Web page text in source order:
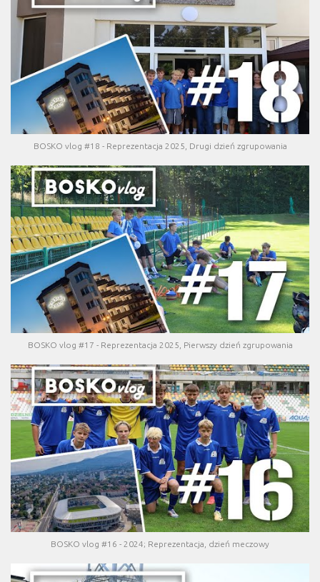
BOSKO vlog #18 - Reprezentacja 2025, Drugi dzień zgrupowania
BOSKO vlog #17 - Reprezentacja 2025, Pierwszy dzień zgrupowania
BOSKO vlog #16 - 2024; Reprezentacja, dzień meczowy